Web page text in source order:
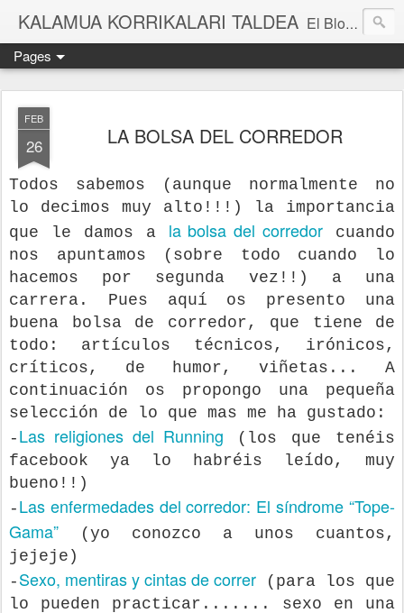
KALAMUA KORRIKALARI TALDEA El Blog de una cuadrilla de "frikis" que quedan para correr por el monte. Si quieres experimentar nuevas sensaciones acompañad@ de buena gente o simplemente probar eso de correr por el monte solo tienes que apuntarte a una de nuestras kedadas. Eibarko Korrikalari Friki talde bat gara.Menditik korrika egitea zer den probatu nahi baduzu gure "kedadetako" batera etorri. Blog honetan gure abentura eta bizipenak kontatzen ditugu, baina dena ez sinestu...
Pages
FEB
26 LA BOLSA DEL CORREDOR
Todos sabemos (aunque normalmente no
lo decimos muy alto!!!) la importancia
que le damos a la bolsa del corredor cuando
nos apuntamos (sobre todo cuando lo
hacemos por segunda vez!!) a una
carrera. Pues aquí os presento una
buena bolsa de corredor, que tiene de
todo: artículos técnicos, irónicos,
críticos, de humor, viñetas... A
continuación os propongo una pequeña
selección de lo que mas me ha gustado:
- Las religiones del Running (los que tenéis
facebook ya lo habréis leído, muy
bueno!!)
- Las enfermedades del corredor: El síndrome “Tope-
Gama” (yo conozco a unos cuantos,
jejeje)
- Sexo, mentiras y cintas de correr (para los que
lo pueden practicar....... sexo en una